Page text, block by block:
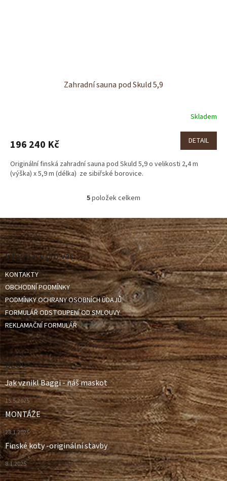
Zahradní sauna pod Skuld 5,9
Skladem
196 240 Kč DETAIL
Originální finská zahradní sauna pod Skuld 5,9 o velikosti 2,4 m
(výška) x 5,9 m (délka) ze sibiřské borovice.
O
l
á
d
a
c
í
p
r
v
k
y
v
ý
p
i
s
u
5položek celkem
Z
á
p
a
t
í
Informace pro vás
KONTAKTY
OBCHODNÍ PODMÍNKY
PODMÍNKY OCHRANY OSOBNÍCH ÚDAJŮ
FORMULÁŘ ODSTOUPENÍ OD SMLOUVY
REKLAMAČNÍ FORMULÁŘ
BLOG
Jak vznikl Baggi - náš maskot
15.5.2025
MONTÁŽE
28.1.2025
Finské koty -originální stavby
8.1.2025